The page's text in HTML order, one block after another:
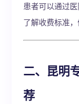
患者可以通过
了解收费标准，
二、昆明
荐